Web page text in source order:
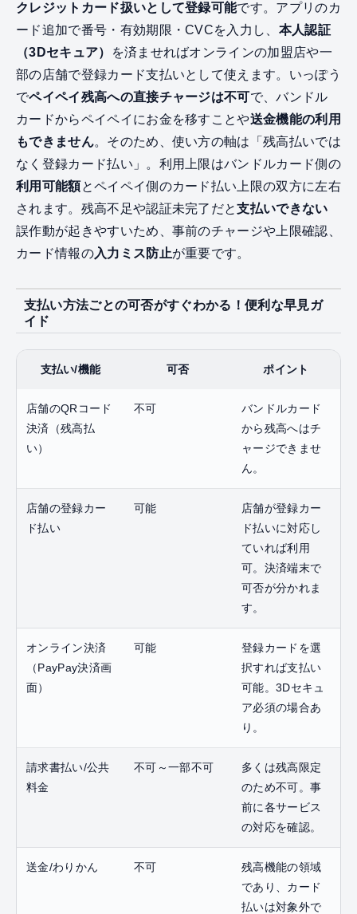
クレジットカード扱いとして登録可能です。アプリのカ
ード追加で番号・有効期限・CVCを入力し、 本人認証
（3Dセキュア）
を済ませればオンラインの加盟店や一
部の店舗で登録カード支払いとして使えます。いっぽう
でペイペイ残高への直接チャージは不可で、バンドル
カードからペイペイにお金を移すことや送金機能の利用
もできません。そのため、使い方の軸は「残高払いでは
なく登録カード払い」。利用上限はバンドルカード側の
利用可能額とペイペイ側のカード払い上限の双方に左右
されます。残高不足や認証未完了だと支払いできない
誤作動が起きやすいため、事前のチャージや上限確認、
カード情報の入力ミス防止が重要です。
支払い方法ごとの可否がすぐわかる！便利な早見ガ
イド
支払い/機能 可否 ポイント
店舗のQRコード
決済（残高払
い）
不可
バンドルカード
から残高へはチ
ャージできませ
ん。
店舗の登録カー
ド払い
可能
店舗が登録カー
ド払いに対応し
ていれば利用
可。決済端末で
可否が分かれま
す。
オンライン決済
（PayPay決済画
面）
可能
登録カードを選
択すれば支払い
可能。3Dセキュ
ア必須の場合あ
り。
請求書払い/公共
料金
不可～一部不可
多くは残高限定
のため不可。事
前に各サービス
の対応を確認。
送金/わりかん 不可
残高機能の領域
であり、カード
払いは対象外で